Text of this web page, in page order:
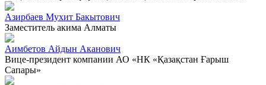
Азирбаев Мухит Бакытович
Заместитель акима Алматы
Аимбетов Айдын Аканович
Вице-президент компании АО «НК «Қазақстан Ғарыш
Сапары»